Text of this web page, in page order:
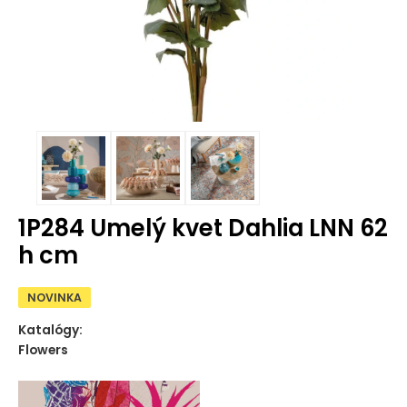
1P284 Umelý kvet Dahlia LNN 62
h cm
NOVINKA
Katalógy:
Flowers